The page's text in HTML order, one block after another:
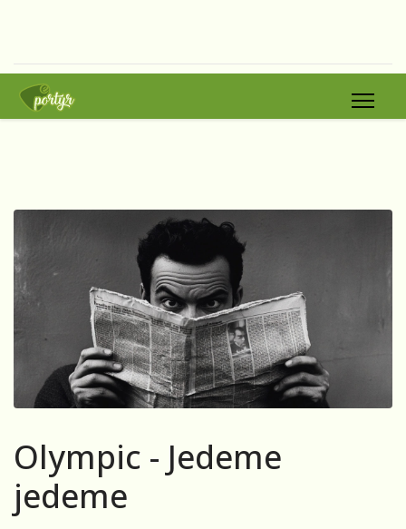
Olympic - Jedeme
jedeme